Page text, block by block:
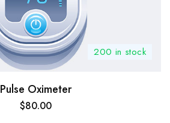
200 in stock
Pulse Oximeter
$80.00